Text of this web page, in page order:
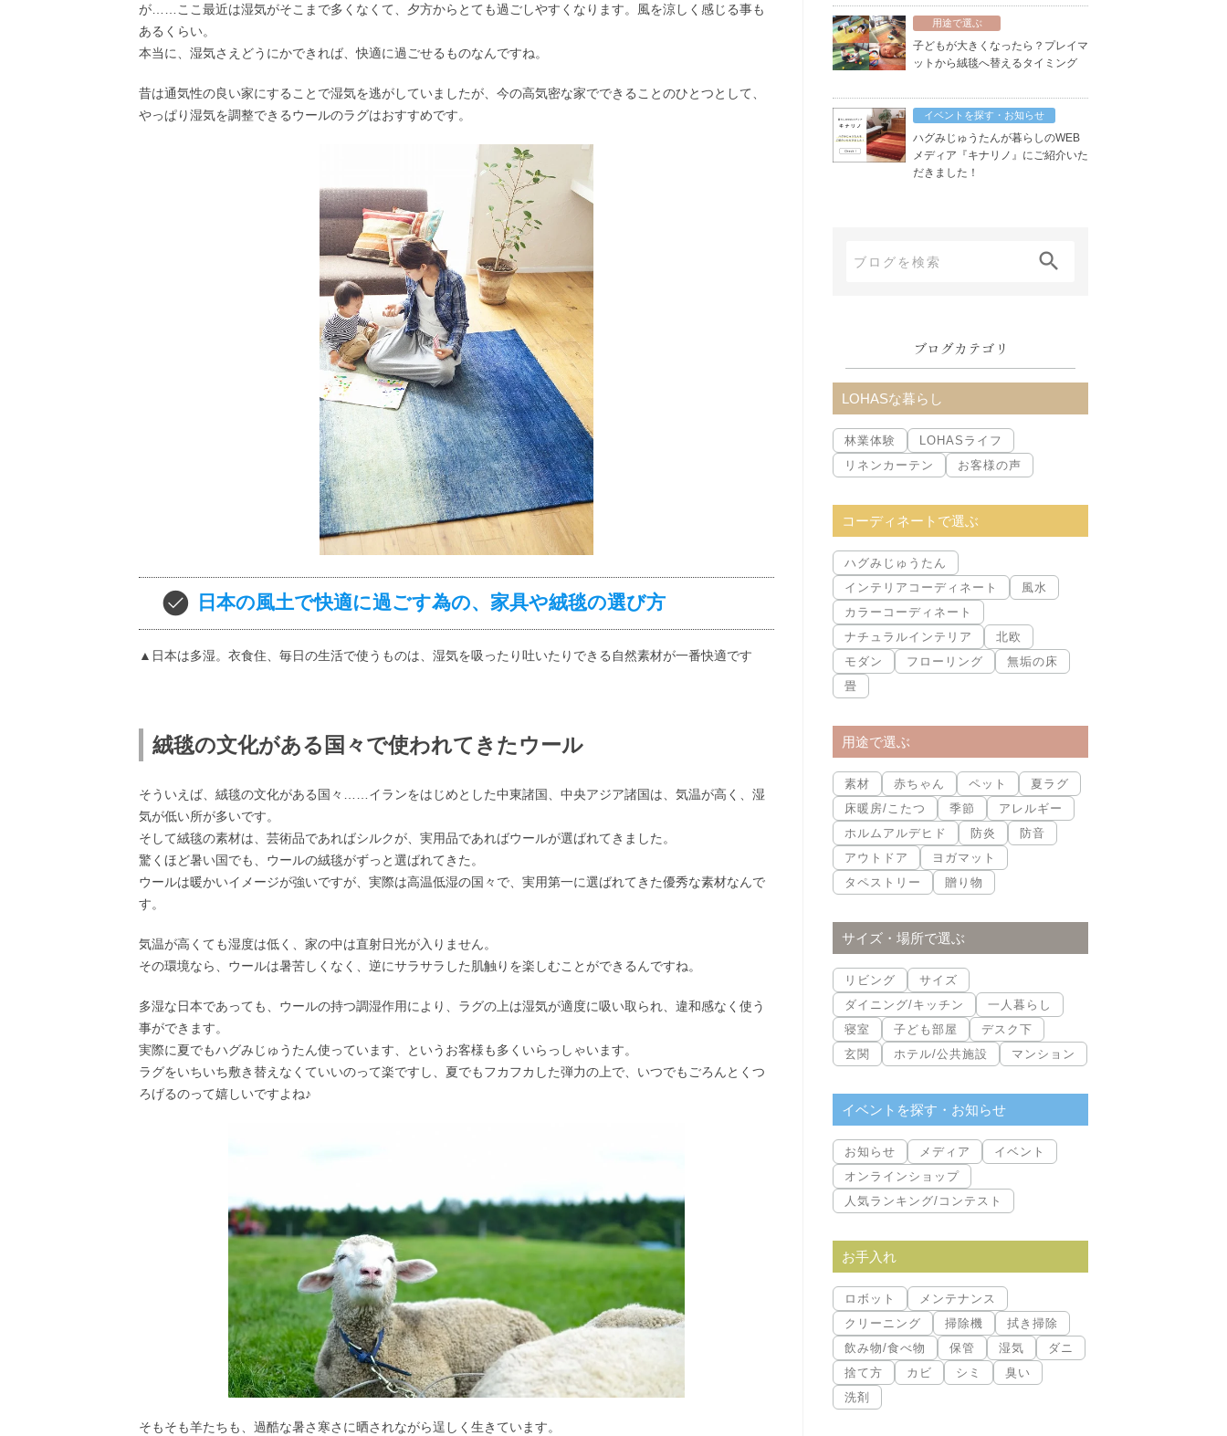
が……ここ最近は湿気がそこまで多くなくて、夕方からとても過ごしやすくなります。風を涼しく感じる事も
あるくらい。
本当に、湿気さえどうにかできれば、快適に過ごせるものなんですね。
昔は通気性の良い家にすることで湿気を逃がしていましたが、今の高気密な家でできることのひとつとして、
やっぱり湿気を調整できるウールのラグはおすすめです。
日本の風土で快適に過ごす為の、家具や絨毯の選び方
▲日本は多湿。衣食住、毎日の生活で使うものは、湿気を吸ったり吐いたりできる自然素材が一番快適です
絨毯の文化がある国々で使われてきたウール
そういえば、絨毯の文化がある国々……イランをはじめとした中東諸国、中央アジア諸国は、気温が高く、湿
気が低い所が多いです。
そして絨毯の素材は、芸術品であればシルクが、実用品であればウールが選ばれてきました。
驚くほど暑い国でも、ウールの絨毯がずっと選ばれてきた。
ウールは暖かいイメージが強いですが、実際は高温低湿の国々で、実用第一に選ばれてきた優秀な素材なんで
す。
気温が高くても湿度は低く、家の中は直射日光が入りません。
その環境なら、ウールは暑苦しくなく、逆にサラサラした肌触りを楽しむことができるんですね。
多湿な日本であっても、ウールの持つ調湿作用により、ラグの上は湿気が適度に吸い取られ、違和感なく使う
事ができます。
実際に夏でもハグみじゅうたん使っています、というお客様も多くいらっしゃいます。
ラグをいちいち敷き替えなくていいのって楽ですし、夏でもフカフカした弾力の上で、いつでもごろんとくつ
ろげるのって嬉しいですよね♪
そもそも羊たちも、過酷な暑さ寒さに晒されながら逞しく生きています。
用途で選ぶ
子どもが大きくなったら？プレイマ
ットから絨毯へ替えるタイミング
イベントを探す・お知らせ
ハグみじゅうたんが暮らしのWEB
メディア『キナリノ』にご紹介いた
だきました！
ブ
索:
ブログカテゴリ
LOHASな暮らし
林業体験
LOHASライフ
リネンカーテン
お客様の声
コーディネートで選ぶ
ハグみじゅうたん
インテリアコーディネート
風水
カラーコーディネート
ナチュラルインテリア
北欧
モダン
フローリング
無垢の床
畳
用途で選ぶ
素材 赤ちゃん ペット
夏ラグ
床暖房/こたつ
季節
アレルギー
ホルムアルデヒド
防炎
防音
アウトドア
ヨガマット
タペストリー
贈り物
サイズ・場所で選ぶ
リビング
サイズ
ダイニング/キッチン
一人暮らし
寝室
子ども部屋
デスク下
玄関
ホテル/公共施設 マンション
イベントを探す・お知らせ
お知らせ メディア
イベント
オンラインショップ
人気ランキング/コンテスト
お手入れ
ロボット
メンテナンス
クリーニング
掃除機
拭き掃除
飲み物/食べ物
保管 湿気
ダニ
捨て方
カビ シミ
臭い
洗剤